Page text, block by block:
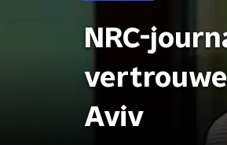
NRC-
Aviv